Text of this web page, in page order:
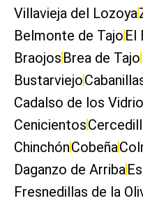
Villavieja del Lozoya
Belmonte de Tajo El
Braojos Brea de Tajo
Bustarviejo
Cadalso de los
Cenicientos
ChinchónCobeña
Daganzo de Arriba
Fresnedillas de la